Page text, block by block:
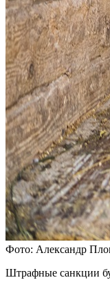
Фото: Александр
Штрафные санкции